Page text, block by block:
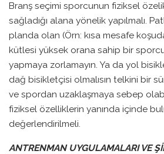
Branş seçimi sporcunun fiziksel
sağladığı alana yönelik yapılmalı.
planda olan (Örn: kısa mesafe
kütlesi yüksek orana sahip bir
yapmaya zorlamayın. Ya da yol
dağ bisikletçisi olmalısın telkini bir
ve spordan uzaklaşmaya sebep
fiziksel özelliklerin yanında içinde
değerlendirilmeli.
ANTRENMAN UYGULAMALARI VE